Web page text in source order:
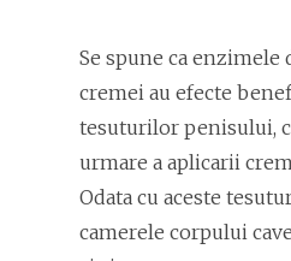
Se spune ca
cremei au efecte
tesuturilor penisului,
urmare a aplicarii
Odata cu aceste
camerele corpului